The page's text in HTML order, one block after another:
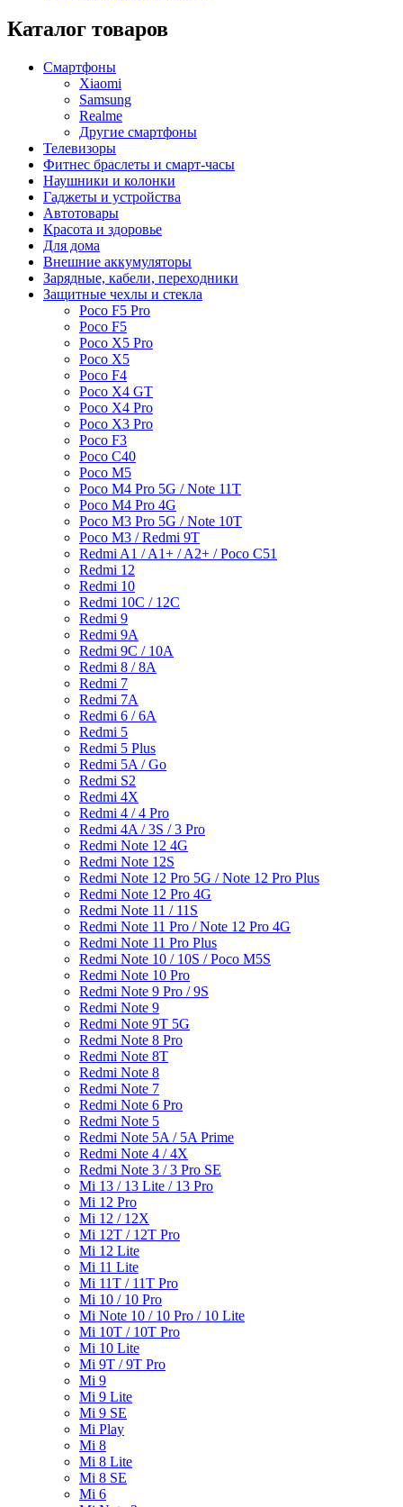
Каталог товаров
Смартфоны
Xiaomi
Samsung
Realme
Другие смартфоны
Телевизоры
Фитнес браслеты и смарт-часы
Наушники и колонки
Гаджеты и устройства
Автотовары
Красота и здоровье
Для дома
Внешние аккумуляторы
Зарядные, кабели, переходники
Защитные чехлы и стекла
Poco F5 Pro
Poco F5
Poco X5 Pro
Poco X5
Poco F4
Poco X4 GT
Poco X4 Pro
Poco X3 Pro
Poco F3
Poco C40
Poco M5
Poco M4 Pro 5G / Note 11T
Poco M4 Pro 4G
Poco M3 Pro 5G / Note 10T
Poco M3 / Redmi 9T
Redmi A1 / A1+ / A2+ / Poco C51
Redmi 12
Redmi 10
Redmi 10C / 12C
Redmi 9
Redmi 9A
Redmi 9C / 10A
Redmi 8 / 8A
Redmi 7
Redmi 7A
Redmi 6 / 6A
Redmi 5
Redmi 5 Plus
Redmi 5A / Go
Redmi S2
Redmi 4X
Redmi 4 / 4 Pro
Redmi 4A / 3S / 3 Pro
Redmi Note 12 4G
Redmi Note 12S
Redmi Note 12 Pro 5G / Note 12 Pro Plus
Redmi Note 12 Pro 4G
Redmi Note 11 / 11S
Redmi Note 11 Pro / Note 12 Pro 4G
Redmi Note 11 Pro Plus
Redmi Note 10 / 10S / Poco M5S
Redmi Note 10 Pro
Redmi Note 9 Pro / 9S
Redmi Note 9
Redmi Note 9T 5G
Redmi Note 8 Pro
Redmi Note 8T
Redmi Note 8
Redmi Note 7
Redmi Note 6 Pro
Redmi Note 5
Redmi Note 5A / 5A Prime
Redmi Note 4 / 4X
Redmi Note 3 / 3 Pro SE
Mi 13 / 13 Lite / 13 Pro
Mi 12 Pro
Mi 12 / 12X
Mi 12T / 12T Pro
Mi 12 Lite
Mi 11 Lite
Mi 11T / 11T Pro
Mi 10 / 10 Pro
Mi Note 10 / 10 Pro / 10 Lite
Mi 10T / 10T Pro
Mi 10 Lite
Mi 9T / 9T Pro
Mi 9
Mi 9 Lite
Mi 9 SE
Mi Play
Mi 8
Mi 8 Lite
Mi 8 SE
Mi 6